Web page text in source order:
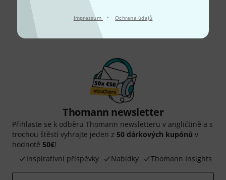
Impressum · Ochrana údajů
Nápověda a zpětná vazba
Thomann newsletter
Přihlaste se k odběru Thomann newsletteru v angličtině a s
trochou štěstí vyhrajte jeden z 50 dárkových kupónů v
hodnotě 50€!
Inspirativní příspěvky
Nabídky Thomann Insights